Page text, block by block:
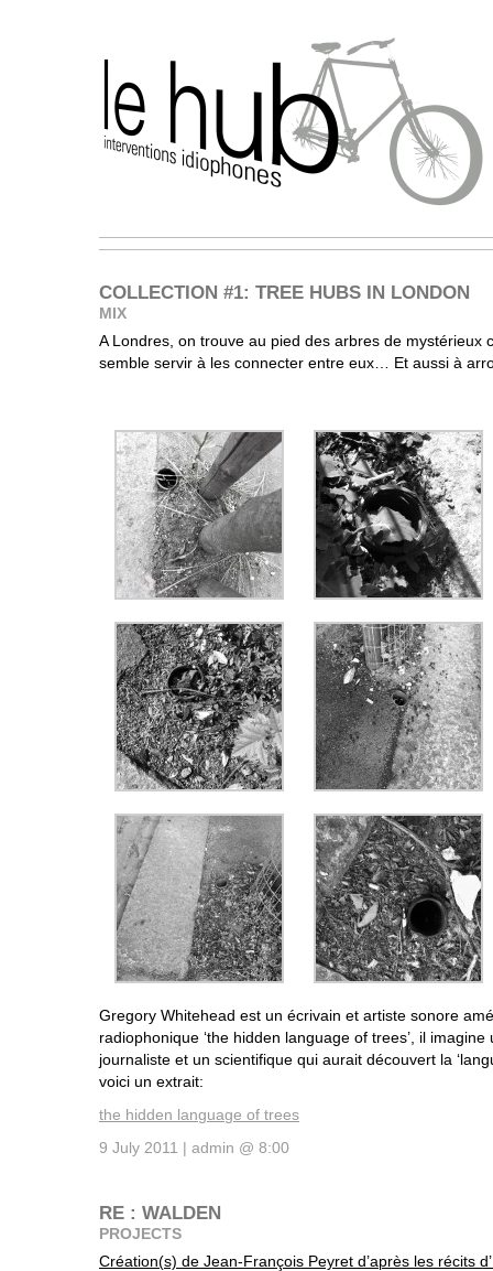
COLLECTION #1: TREE HUBS IN LONDON
MIX
A Londres, on trouve au pied des arbres de mystérieux
semble servir à les connecter entre eux… Et aussi à
Gregory Whitehead est un écrivain et artiste sonore
radiophonique ‘the hidden language of trees’, il
journaliste et un scientifique qui aurait découvert la
voici un extrait:
the hidden language of trees
9 July 2011 | admin @ 8:00
RE : WALDEN
PROJECTS
Création(s) de Jean-François Peyret d’après les récits